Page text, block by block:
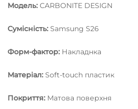
Модель: СARBONITE DESIGN
Сумісність: Samsung S26
Форм-фактор: Накладнка
Матеріал: Soft-touch пластик
Покриття: Матова поверхня